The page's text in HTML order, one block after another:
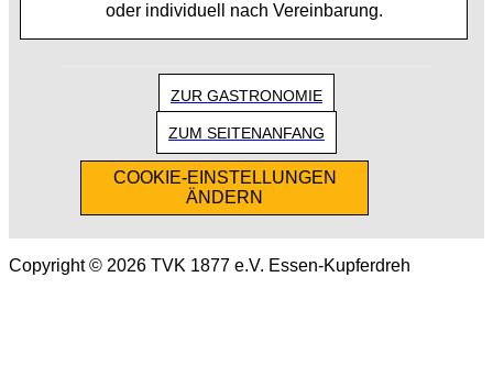
oder individuell nach Vereinbarung.
ZUR GASTRONOMIE
ZUM SEITENANFANG
COOKIE-EINSTELLUNGEN
ÄNDERN
Copyright © 2026 TVK 1877 e.V. Essen-Kupferdreh